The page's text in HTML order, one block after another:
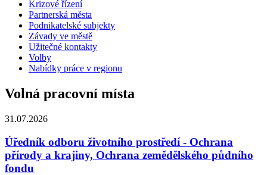
Krizové řízení
Partnerská města
Podnikatelské subjekty
Závady ve městě
Užitečné kontakty
Volby
Nabídky práce v regionu
Volná pracovní místa
31.07.2026
Úředník odboru životního prostředí - Ochrana
přírody a krajiny, Ochrana zemědělského půdního
fondu